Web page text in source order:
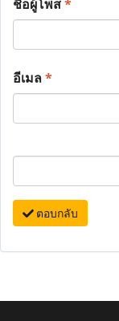
ชื่อผู้โพส*
อีเมล*
ตอบกลับ